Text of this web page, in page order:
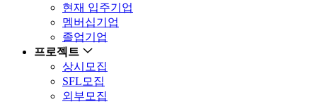
현재 입주기업
멤버십기업
졸업기업
프로젝트
상시모집
SFL모집
외부모집